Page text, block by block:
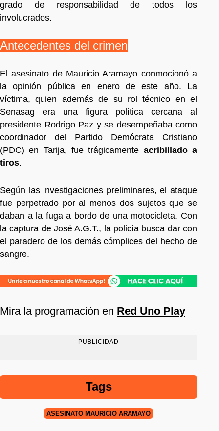
grado de responsabilidad de todos los
involucrados.
Antecedentes del crimen
El asesinato de Mauricio Aramayo conmocionó a
la opinión pública en enero de este año. La
víctima, quien además de su rol técnico en el
Senasag era una figura política cercana al
presidente Rodrigo Paz y se desempeñaba como
coordinador del Partido Demócrata Cristiano
(PDC) en Tarija, fue trágicamente acribillado a
tiros.
Según las investigaciones preliminares, el ataque
fue perpetrado por al menos dos sujetos que se
daban a la fuga a bordo de una motocicleta. Con
la captura de José A.G.T., la policía busca dar con
el paradero de los demás cómplices del hecho de
sangre.
Mira la programación en Red Uno Play
PUBLICIDAD
Tags
ASESINATO MAURICIO ARAMAYO